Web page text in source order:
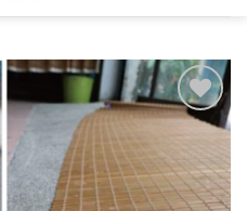
Add to
wishlist